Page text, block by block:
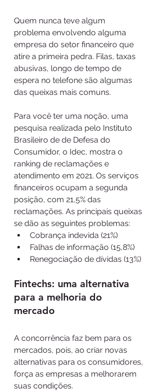
Quem nunca teve algum
problema envolvendo alguma
empresa do setor financeiro que
atire a primeira pedra. Filas, taxas
abusivas, longo de tempo de
espera no telefone são algumas
das queixas mais comuns.
Para você ter uma noção, uma
pesquisa realizada pelo Instituto
Brasileiro de de Defesa do
Consumidor, o Idec, mostra o
ranking de reclamações e
atendimento em 2021. Os serviços
financeiros ocupam a segunda
posição, com 21,5% das
reclamações. As principais queixas
se dão as seguintes problemas:
Cobrança indevida (21%)
Falhas de informação (15,8%)
Renegociação de dívidas (13%)
Fintechs: uma alternativa
para a melhoria do
mercado
A concorrência faz bem para os
mercados, pois, ao criar novas
alternativas para os consumidores,
força as empresas a melhorarem
suas condições.